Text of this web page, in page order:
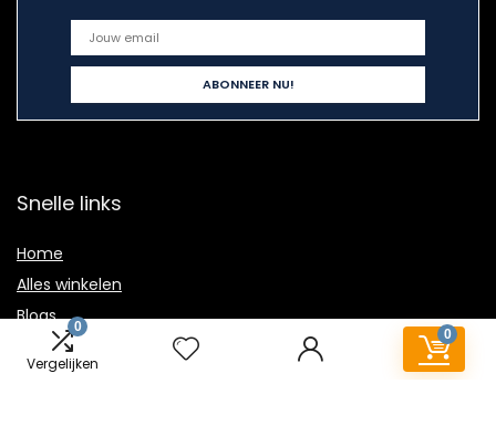
0
Vergelijken
0
Snelle links
Home
Alles winkelen
Blogs
Overzicht
Onze webshops